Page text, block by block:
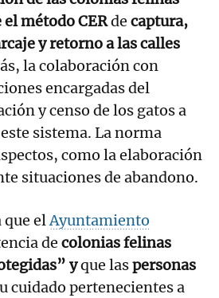
método CERde captura,
y retorno a las calles
la colaboración con
encargadas del
y censo de los gatos a
sistema. La norma
como la elaboración
situaciones de abandono.
que elAyuntamiento
de colonias felinas
yque laspersonas
cuidado pertenecientes a